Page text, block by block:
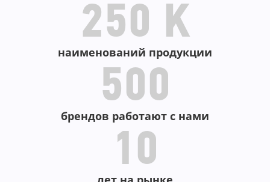
250 K
наименований продукции
500
брендов работают с нами
10